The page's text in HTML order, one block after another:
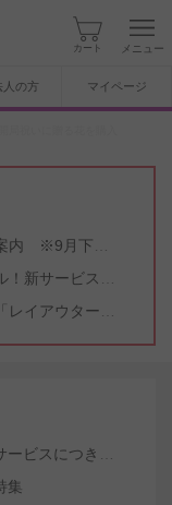
カート メニュー
人の方 マイページ
集